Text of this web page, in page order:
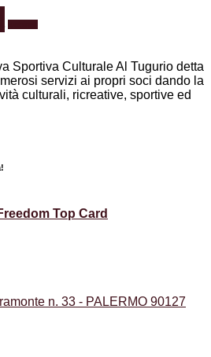
Sportiva Culturale Al Tugurio detta
servizi ai propri soci dando la
culturali, ricreative, sportive ed
Top Card
n. 33 - PALERMO 90127